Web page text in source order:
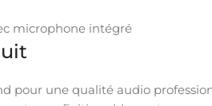
microphone intégré
pour une qualité audio